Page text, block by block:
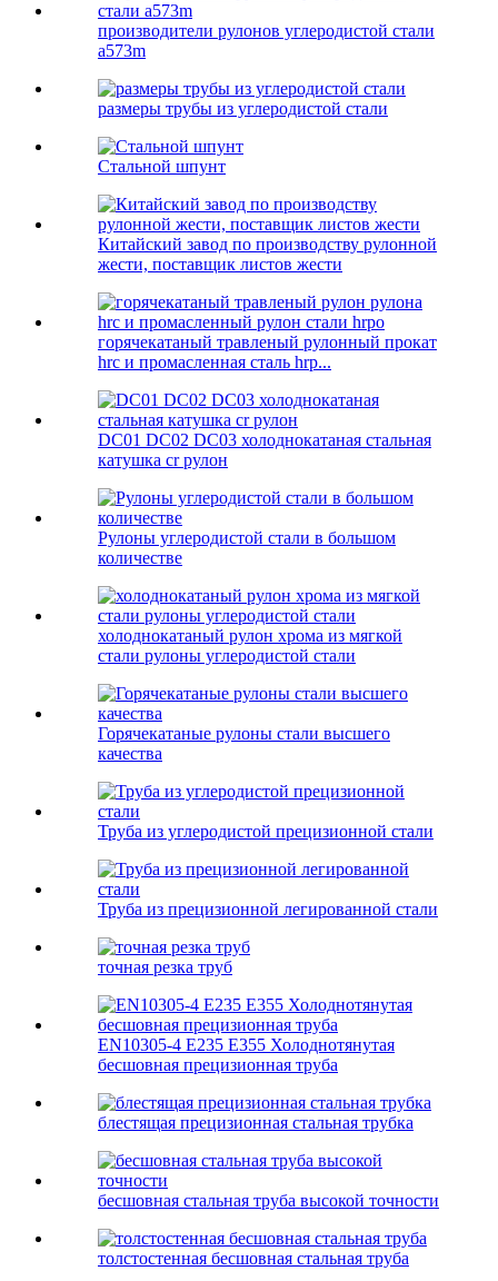
производители рулонов углеродистой стали
a573m
размеры трубы из углеродистой стали
Стальной шпунт
Китайский завод по производству рулонной
жести, поставщик листов жести
горячекатаный травленый рулонный прокат
hrc и промасленная сталь hrp...
DC01 DC02 DC03 холоднокатаная стальная
катушка cr рулон
Рулоны углеродистой стали в большом
количестве
холоднокатаный рулон хрома из мягкой
стали рулоны углеродистой стали
Горячекатаные рулоны стали высшего
качества
Труба из углеродистой прецизионной стали
Труба из прецизионной легированной стали
точная резка труб
EN10305-4 E235 E355 Холоднотянутая
бесшовная прецизионная труба
блестящая прецизионная стальная трубка
бесшовная стальная труба высокой точности
толстостенная бесшовная стальная труба